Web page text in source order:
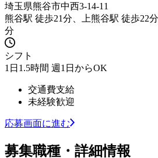
埼玉県熊谷市中西3-14-11
熊谷駅 徒歩21分、上熊谷駅 徒歩22
分
シフト
1日1.5時間 週1日からOK
交通費支給
未経験歓迎
応募画面に進む
募集職種・詳細情報